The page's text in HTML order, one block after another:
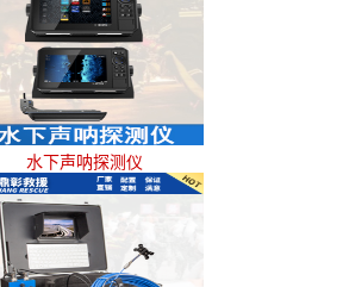
水下声呐探测仪